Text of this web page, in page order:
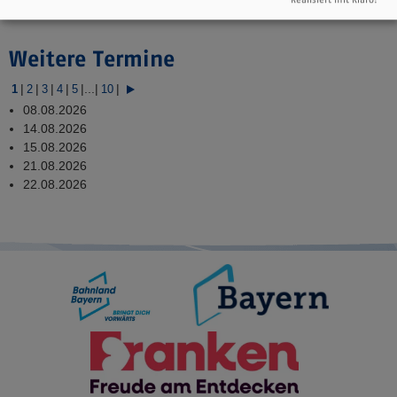
Weitere Termine
1 | 2 | 3 | 4 | 5 | | 10 |
08.08.2026
14.08.2026
15.08.2026
21.08.2026
22.08.2026